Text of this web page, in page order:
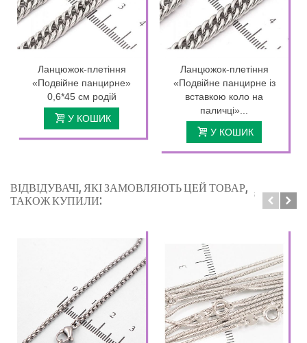
Ланцюжок-плетіння
«Подвійне панцирне»
0,6*45 см родій
У КОШИК
Ланцюжок-плетіння
«Подвійне панцирне із
вставкою коло на
паличці»...
У КОШИК
ВІДВІДУВАЧІ, ЯКІ ЗАМОВЛЯЮТЬ ЦЕЙ ТОВАР,
ТАКОЖ КУПИЛИ: